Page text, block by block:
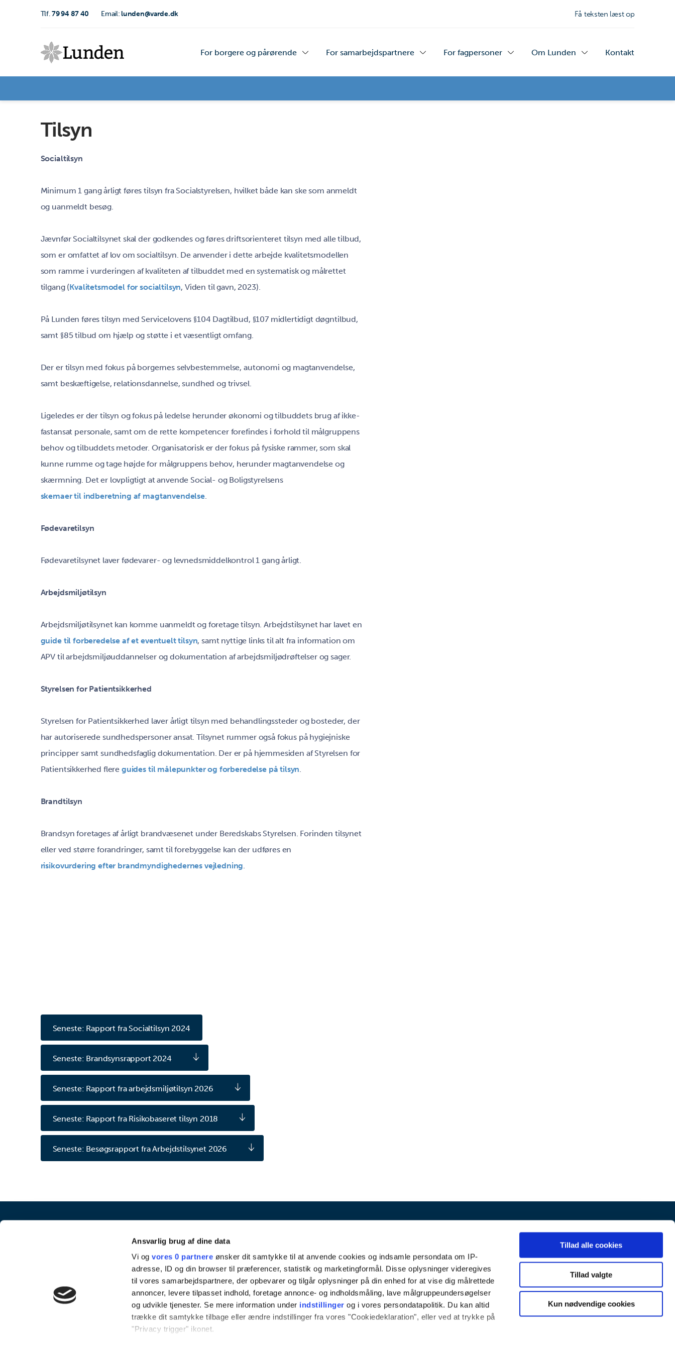
Ansvarlig brug af dine data
Vi ogvores 0 partnere ønsker dit samtykke til at anvende cookies og indsamle persondata om IP-
adresse, ID og din browser til præferencer, statistik og marketingformål. Disse oplysninger videregives
til vores samarbejdspartnere, der opbevarer og tilgår oplysninger på din enhed for at vise dig målrettede
annoncer, levere tilpasset indhold, foretage annonce- og indholdsmåling, lave målgruppeundersøgelser
og udvikle tjenester. Se mere information under indstillinger og i vores persondatapolitik. Du kan altid
trække dit samtykke tilbage eller ændre indstillinger fra vores "Cookiedeklaration", eller ved at trykke på
"Privacy trigger" ikonet.
Tillad alle cookies
Tillad valgte
Kun nødvendige cookies
Tlf.79 94 87 40 Email:lunden@varde.dk Få teksten læst op
For borgere og pårørende For samarbejdspartnere For fagpersoner Om Lunden Kontakt
Tilsyn
Socialtilsyn
Minimum 1 gang årligt føres tilsyn fra Socialstyrelsen, hvilket både kan ske som anmeldt
og uanmeldt besøg.
Jævnfør Socialtilsynet skal der godkendes og føres driftsorienteret tilsyn med alle tilbud,
som er omfattet af lov om socialtilsyn. De anvender i dette arbejde kvalitetsmodellen
som ramme i vurderingen af kvaliteten af tilbuddet med en systematisk og målrettet
tilgang (Kvalitetsmodel for socialtilsyn, Viden til gavn, 2023).
På Lunden føres tilsyn med Servicelovens §104 Dagtilbud, §107 midlertidigt døgntilbud,
samt §85 tilbud om hjælp og støtte i et væsentligt omfang.
Der er tilsyn med fokus på borgernes selvbestemmelse, autonomi og magtanvendelse,
samt beskæftigelse, relationsdannelse, sundhed og trivsel.
Ligeledes er der tilsyn og fokus på ledelse herunder økonomi og tilbuddets brug af ikke-
fastansat personale, samt om de rette kompetencer forefindes i forhold til målgruppens
behov og tilbuddets metoder. Organisatorisk er der fokus på fysiske rammer, som skal
kunne rumme og tage højde for målgruppens behov, herunder magtanvendelse og
skærmning. Det er lovpligtigt at anvende Social- og Boligstyrelsens
skemaer til indberetning af magtanvendelse.
Fødevaretilsyn
Fødevaretilsynet laver fødevarer- og levnedsmiddelkontrol 1 gang årligt.
Arbejdsmiljøtilsyn
Arbejdsmiljøtilsynet kan komme uanmeldt og foretage tilsyn. Arbejdstilsynet har lavet en
guide til forberedelse af et eventuelt tilsyn, samt nyttige links til alt fra information om
APV til arbejdsmiljøuddannelser og dokumentation af arbejdsmiljødrøftelser og sager.
Styrelsen for Patientsikkerhed
Styrelsen for Patientsikkerhed laver årligt tilsyn med behandlingssteder og bosteder, der
har autoriserede sundhedspersoner ansat. Tilsynet rummer også fokus på hygiejniske
principper samt sundhedsfaglig dokumentation. Der er på hjemmesiden af Styrelsen for
Patientsikkerhed flere guides til målepunkter og forberedelse på tilsyn.
Brandtilsyn
Brandsyn foretages af årligt brandvæsenet under Beredskabs Styrelsen. Forinden tilsynet
eller ved større forandringer, samt til forebyggelse kan der udføres en
risikovurdering efter brandmyndighedernes vejledning.
Seneste: Rapport fra Socialtilsyn 2024
Seneste: Brandsynsrapport 2024
Seneste: Rapport fra arbejdsmiljøtilsyn 2026
Seneste: Rapport fra Risikobaseret tilsyn 2018
Seneste: Besøgsrapport fra Arbejdstilsynet 2026
Bo- og rehabiliteringscenter Lunden
Lundvej 135A
6800 Varde
Tlf. 79 94 87 40
Email: lunden@varde.dk
Kontakt